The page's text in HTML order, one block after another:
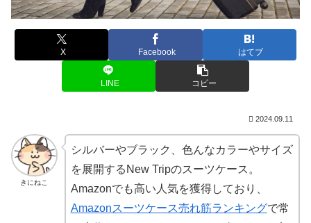
X Facebook はてブ
LINE コピー
2024.09.11
きにねこ
シルバーやブラック、色んなカラーやサイズ
を展開するNew Tripのスーツケース。
Amazonでも高い人気を獲得しており、
Amazonスーツケース売れ筋ランキングで常